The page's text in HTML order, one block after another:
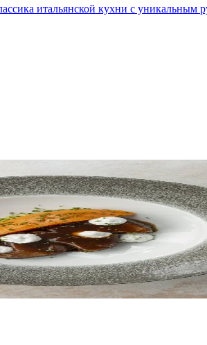
итальянской кухни с уникальным